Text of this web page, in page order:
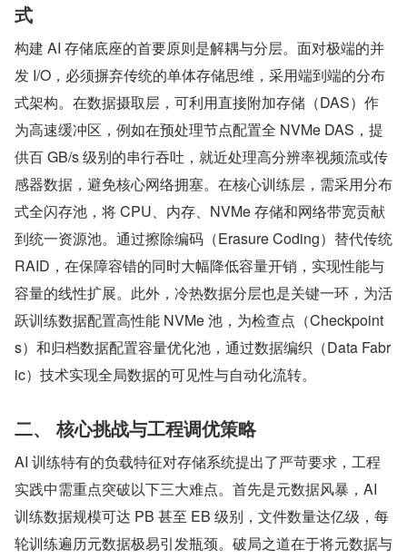
式
构建 AI 存储底座的首要原则是解耦与分层。面对极端的并
发 I/O，必须摒弃传统的单体存储思维，采用端到端的分布
式架构。在数据摄取层，可利用直接附加存储（DAS）作
为高速缓冲区，例如在预处理节点配置全 NVMe DAS，提
供百 GB/s 级别的串行吞吐，就近处理高分辨率视频流或传
感器数据，避免核心网络拥塞。在核心训练层，需采用分布
式全闪存池，将 CPU、内存、NVMe 存储和网络带宽贡献
到统一资源池。通过擦除编码（Erasure Coding）替代传统
RAID，在保障容错的同时大幅降低容量开销，实现性能与
容量的线性扩展。此外，冷热数据分层也是关键一环，为活
跃训练数据配置高性能 NVMe 池，为检查点（Checkpoint
s）和归档数据配置容量优化池，通过数据编织（Data Fabr
ic）技术实现全局数据的可见性与自动化流转。
二、 核心挑战与工程调优策略
AI 训练特有的负载特征对存储系统提出了严苛要求，工程
实践中需重点突破以下三大难点。首先是元数据风暴，AI
训练数据规模可达 PB 甚至 EB 级别，文件数量达亿级，每
轮训练遍历元数据极易引发瓶颈。破局之道在于将元数据与